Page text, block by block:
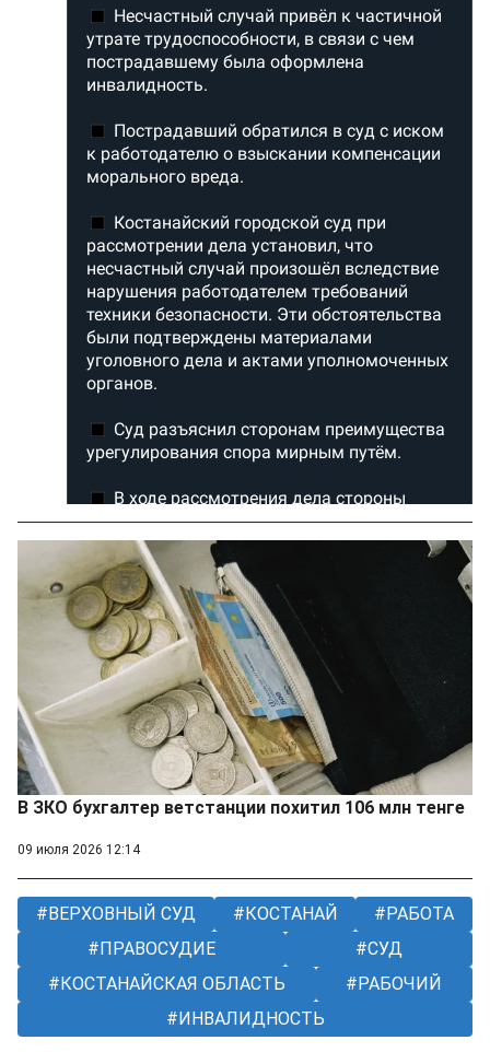
В ЗКО бухгалтер ветстанции похитил 106 млн тенге
09 июля 2026 12:14
ВЕРХОВНЫЙ СУД КОСТАНАЙ
РАБОТА
ПРАВОСУДИЕ
СУД
КОСТАНАЙСКАЯ ОБЛАСТЬ
РАБОЧИЙ
ИНВАЛИДНОСТЬ